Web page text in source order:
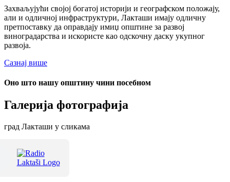
Захваљујући својој богатој историји и географском положају,
али и одличној инфраструктури, Лакташи имају одличну
претпоставку да оправдају имиџ општине за развој
виноградарства и искористе као одскочну даску укупног
развоја.
Сазнај више
Оно што нашу општину чини посебном
Галерија фотографија
град Лакташи у сликама
Терме Лакташи